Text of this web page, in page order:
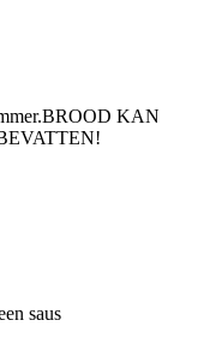
KAN
saus